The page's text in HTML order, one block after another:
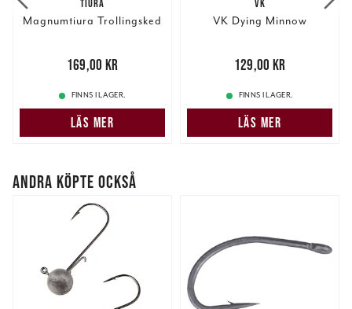
TIURA
Magnumtiura Trollingsked
169,00 kr
169,00 kr
FINNS I LAGER.
LÄS MER
VK
VK Dying Minnow
129,00 kr
129,00 kr
FINNS I LAGER.
LÄS MER
ANDRA KÖPTE OCKSÅ